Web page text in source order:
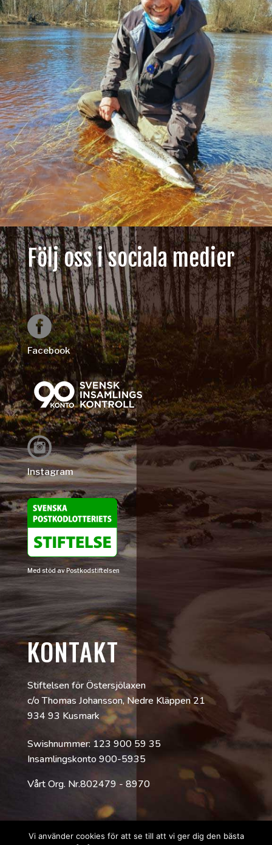
Följ oss i sociala medier
Facebook
Instagram
Med stöd av Postkodstiftelsen
KONTAKT
Stiftelsen för Östersjölaxen
c/o Thomas Johansson, Nedre Kläppen 21
934 93 Kusmark
Swishnummer: 123 900 59 35
Insamlingskonto 900-5935
Vårt Org. Nr.802479 - 8970
SWIFT/BIC: SWEDSESS och IBAN:
Vi använder cookies för att se till att vi ger dig den bästa